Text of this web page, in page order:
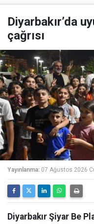
Diyarbakır’da
çağrısı
Yayınlanma: 07 Ağustos 2026
Diyarbakır Şiyar Be